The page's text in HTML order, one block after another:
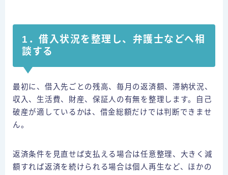
1．借入状況を整理し、弁護士などへ相
談する
最初に、借入先ごとの残高、毎月の返済額、滞納状況、
収入、生活費、財産、保証人の有無を整理します。自己
破産が適しているかは、借金総額だけでは判断できませ
ん。
返済条件を見直せば支払える場合は任意整理、大きく減
額すれば返済を続けられる場合は個人再生など、ほかの